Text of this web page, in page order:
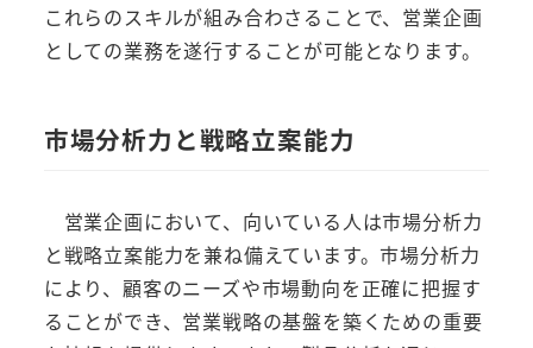
これらのスキルが組み合わさることで、営業企画
としての業務を遂行することが可能となります。
市場分析力と戦略立案能力
営業企画において、向いている人は市場分析力
と戦略立案能力を兼ね備えています。市場分析力
により、顧客のニーズや市場動向を正確に把握す
ることができ、営業戦略の基盤を築くための重要